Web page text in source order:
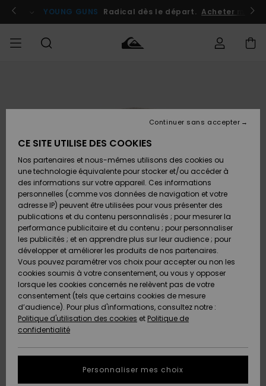
l'information
le
Se connecter / s'inscrire
YOUNG GUNS Radical dès le départ. Acheter
Chaussures
& Tongs
Surf
Snow
Nouveautés
A
Découvrir
Chaussures
& Tongs
Surf
Snow
Nouveautés
A
Découvrir
FEMME
A
Découvrir
Snow
SURF
Surf
Shop
Enfant
Highlights
Communauté
SNOW
Snow
Shop
Enfant
Snow
Shop
Femme
A
Découvrir
Communauté
OUTLET
Enfant
Outlet
Femme
AIDE &
CONTACT
Retours
Paiement
Carte
Cadeau
Quiksilver
Freedom
Protection
des
tailles
MAGASINS
QUIKSILVER
CE SITE UTILISE DES COOKIES
Nos partenaires et nous-mêmes utilisons des cookies ou
une technologie équivalente pour stocker et/ou accéder à
des informations sur votre appareil. Ces informations
personnelles (comme vos données de navigation et votre
adresse IP) peuvent être utilisées pour vous présenter des
publications et du contenu personnalisés ; pour mesurer la
performance publicitaire et du contenu ; pour personnaliser
les publicités ; et en apprendre plus sur leur audience ; pour
développer et améliorer les produits de nos partenaires.
Vous pouvez paramétrer vos choix pour accepter ou non les
cookies soumis à votre consentement, ou vous y opposer
lorsque les cookies concernés ne relèvent pas de votre
consentement (tels que certains cookies de mesure
d’audience). Pour plus d'informations, consultez notre :
Politique d'utilisation des cookies et Politique de
confidentialité
Personnaliser mes choix
Continuer sans accepter